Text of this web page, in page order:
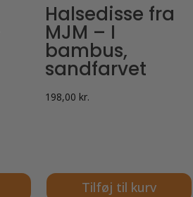
Halsedisse fra
MJM – I
bambus,
sandfarvet
198,00 kr.
Tilføj til kurv